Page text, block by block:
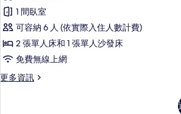
詳
情
準
雙
床
房
(West
View
1 間臥室
可容納 6 人 (依實際入住人數計費)
2 張單人床和 1 張單人沙發床
免費無線上網
更多資訊
更